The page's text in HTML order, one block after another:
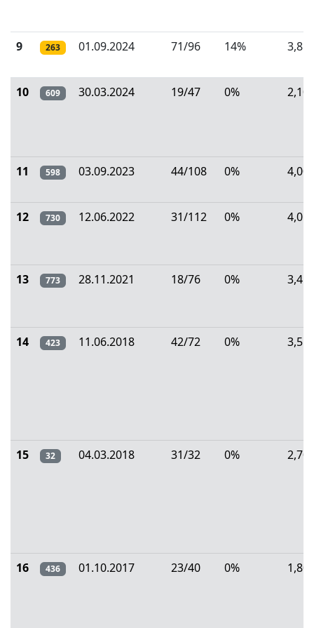
9 263 01.09.2024 71/96 14% 3,85
10 609 30.03.2024 19/47 0% 2,10
11 598 03.09.2023 44/108 0% 4,00
12 730 12.06.2022 31/112 0% 4,05
13 773 28.11.2021 18/76 0% 3,45
14 423 11.06.2018 42/72 0% 3,55
15 32 04.03.2018 31/32 0% 2,70
16 436 01.10.2017 23/40 0% 1,80